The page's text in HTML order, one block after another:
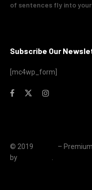
of sentences fly into
Subscribe Our
[mc4wp_form]
© 2019
–
by
.